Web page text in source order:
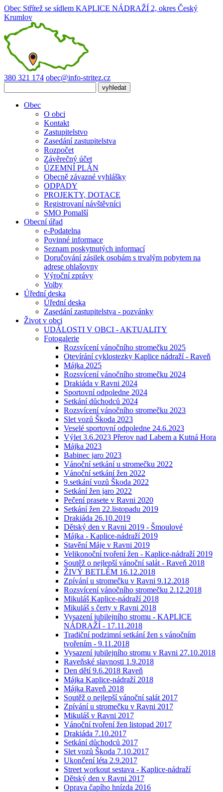
Obec Střítež se sídlem KAPLICE NÁDRAŽÍ 2, okres Český
Krumlov
380 321 174 obec@info-stritez.cz
Obec
O obci
Kontakt
Zastupitelstvo
Zasedání zastupitelstva
Rozpočet
Závěrečný účet
ÚZEMNÍ PLÁN
Obecně závazné vyhlášky
ODPADY
PROJEKTY, DOTACE
Registrovaní návštěvníci
SMO Pomalší
Obecní úřad
e-Podatelna
Povinné informace
Seznam poskytnutých informací
Doručování zásilek osobám s trvalým pobytem na
adrese ohlašovny
Výroční zprávy
Volby
Úřední deska
Úřední deska
Zasedání zastupitelstva - pozvánky
Život v obci
UDÁLOSTI V OBCI - AKTUALITY
Fotogalerie
Rozsvícení vánočního stromečku 2025
Otevírání cyklostezky Kaplice nádraží - Raveň
Májka 2025
Rozsvícení vánočního stromečku 2024
Drakiáda v Ravni 2024
Sportovní odpoledne 2024
Setkání důchodců 2024
Rozsvícení vánočního stromečku 2023
Slet vozů Škoda 2023
Veselé sportovní odpoledne 24.6.2023
Výlet 3.6.2023 Přerov nad Labem a Kutná Hora
Májka 2023
Babinec jaro 2023
Vánoční setkání u stromečku 2022
Vánoční setkání žen 2022
9.setkání vozů Škoda 2022
Setkání žen jaro 2022
Pečení prasete v Ravni 2020
Setkání žen 22.listopadu 2019
Drakiáda 26.10.2019
Dětský den v Ravni 2019 - Šmoulové
Májka - Kaplice-nádraží 2019
Stavění Máje v Ravni 2019
Velikonoční tvoření žen - Kaplice-nádraží 2019
Soutěž o nejlepší vánoční salát - Raveň 2018
ŽIVÝ BETLÉM 16.12.2018
Zpívání u stromečku v Ravni 9.12.2018
Rozsvícení vánočního stromečku 2.12.2018
Mikuláš Kaplice-nádraží 2018
Mikuláš s čerty v Ravni 2018
Vysazení jubilejního stromu - KAPLICE
NÁDRAŽÍ - 17.11.2018
Tradiční podzimní setkání žen s vánočním
tvořením - 9.11.2018
Vysazení jubilejního stromu v Ravni 27.10.2018
Raveňské slavnosti 1.9.2018
Den dětí 9.6.2018 Raveň
Májka Kaplice-nádraží 2018
Májka Raveň 2018
Soutěž o nejlepší vánoční salát 2017
Zpívání u stromečku v Ravni 2017
Mikuláš v Ravni 2017
Vánoční tvoření žen listopad 2017
Drakiáda 7.10.2017
Setkání důchodců 2017
Slet vozů Škoda 7.10.2017
Ukončení léta 2.9.2017
Street workout sestava - Kaplice-nádraží
Dětský den v Ravni 2017
Oprava čapího hnízda 2016